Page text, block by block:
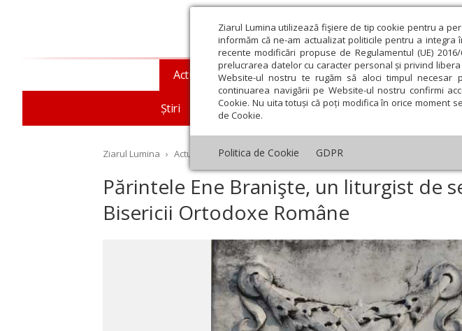
Ziarul Lumina utilizează fişiere de tip cookie pentru a
informăm că ne-am actualizat politicile pentru a
recente modificări propuse de Regulamentul (UE)
prelucrarea datelor cu caracter personal și privind
Website-ul nostru te rugăm să aloci timpul
continuarea navigării pe Website-ul nostru confirmi
Cookie. Nu uita totuși că poți modifica în orice moment
de Cookie.
Politica de Cookie GDPR
Actualitate religioasă
Știri Mesaje și cuvântări An omagial
Teologie și spiritualitate
Ziarul Lumina › Actualitate religioasă › Documentar › Părintele Ene Branişte, un
Părintele Ene Branişte, un liturgist de
Bisericii Ortodoxe Române